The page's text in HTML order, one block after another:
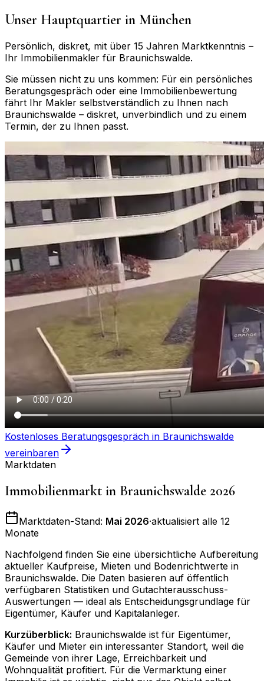
Unser Hauptquartier in München
Persönlich, diskret, mit über 15 Jahren Marktkenntnis –
Ihr Immobilienmakler für Braunichswalde.
Sie müssen nicht zu uns kommen: Für ein persönliches
Beratungsgespräch oder eine Immobilienbewertung
fährt Ihr Makler selbstverständlich zu Ihnen nach
Braunichswalde – diskret, unverbindlich und zu einem
Termin, der zu Ihnen passt.
Kostenloses Beratungsgespräch in Braunichswalde
vereinbaren
Marktdaten
Immobilienmarkt in Braunichswalde 2026
Marktdaten-Stand: Mai 2026·aktualisiert alle 12
Monate
Nachfolgend finden Sie eine übersichtliche Aufbereitung
aktueller Kaufpreise, Mieten und Bodenrichtwerte in
Braunichswalde. Die Daten basieren auf öffentlich
verfügbaren Statistiken und Gutachterausschuss-
Auswertungen — ideal als Entscheidungsgrundlage für
Eigentümer, Käufer und Kapitalanleger.
Kurzüberblick: Braunichswalde ist für Eigentümer,
Käufer und Mieter ein interessanter Standort, weil die
Gemeinde von ihrer Lage, Erreichbarkeit und
Wohnqualität profitiert. Für die Vermarktung einer